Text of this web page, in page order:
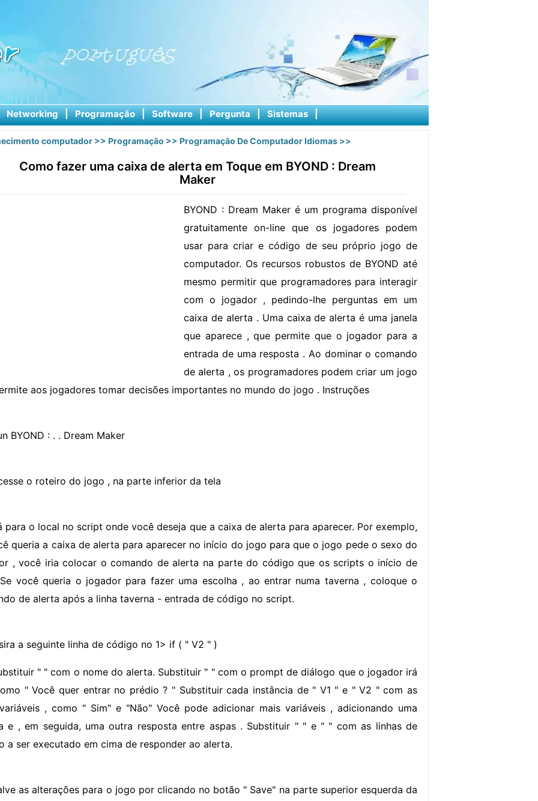
Networking | Programação | Software | Pergunta | Sistemas |
computador >> Programação >> Programação De Computador Idiomas >>
Como fazer uma caixa de alerta em Toque em BYOND : Dream
Maker
BYOND : Dream Maker é um programa disponível
gratuitamente on-line que os jogadores podem
usar para criar e código de seu próprio jogo de
computador. Os recursos robustos de BYOND até
mesmo permitir que programadores para interagir
com o jogador , pedindo-lhe perguntas em um
caixa de alerta . Uma caixa de alerta é uma janela
que aparece , que permite que o jogador para a
entrada de uma resposta . Ao dominar o comando
de alerta , os programadores podem criar um jogo
aos jogadores tomar decisões importantes no mundo do jogo . Instruções
BYOND : . . Dream Maker
o roteiro do jogo , na parte inferior da tela
para o local no script onde você deseja que a caixa de alerta para aparecer. Por exemplo,
queria a caixa de alerta para aparecer no início do jogo para que o jogo pede o sexo do
, você iria colocar o comando de alerta na parte do código que os scripts o início de
você queria o jogador para fazer uma escolha , ao entrar numa taverna , coloque o
de alerta após a linha taverna - entrada de código no script.
a seguinte linha de código no 1> if ( " V2 " )
" " com o nome do alerta. Substituir " " com o prompt de diálogo que o jogador irá
" Você quer entrar no prédio ? " Substituir cada instância de " V1 " e " V2 " com as
, como " Sim" e "Não" Você pode adicionar mais variáveis ​​, adicionando uma
e , em seguida, uma outra resposta entre aspas . Substituir " " e " " com as linhas de
a ser executado em cima de responder ao alerta.
as alterações para o jogo por clicando no botão " Save" na parte superior esquerda da